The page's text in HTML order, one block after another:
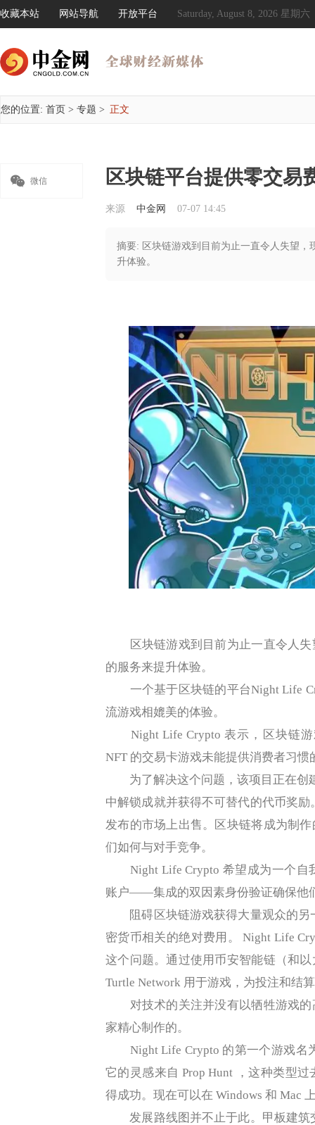
收藏本站 网站导航 开放平台 Saturday, August 8, 2026 星期六
您的位置: 首页 > 专题 > 正文
 微信 区块链平台提供零交易
来源 中金网 07-07 14:45
摘要: 区块链游戏到目前为止一直令人失望
升体验。
区块链游戏到目前为止一直令人失
的服务来提升体验。
一个基于区块链的平台Night Life
流游戏相媲美的体验。
Night Life Crypto 表示，区块链游
NFT 的交易卡游戏未能提供消费者习
为了解决这个问题，该项目正在创
中解锁成就并获得不可替代的代币奖
发布的市场上出售。区块链将成为制
们如何与对手竞争。
Night Life Crypto 希望成为一个自
账户——集成的双因素身份验证确保他
阻碍区块链游戏获得大量观众的另
密货币相关的绝对费用。 Night Life
这个问题。通过使用币安智能链（和
Turtle Network 用于游戏，为投注和结
对技术的关注并没有以牺牲游戏的
家精心制作的。
Night Life Crypto 的第一个游戏名
它的灵感来自 Prop Hunt ，这种类型
得成功。现在可以在 Windows 和 Mac
发展路线图并不止于此。甲板建筑